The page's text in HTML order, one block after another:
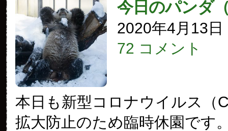
今日のパンダ
2020年4月13日
72 コメント
本日も新型コロナウイルス（
拡大防止のため臨時休園です